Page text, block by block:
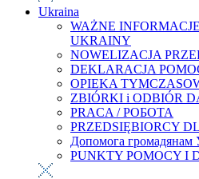
Ukraina
WAŻNE
UKRAINY
NOWELIZACJA
DEKLARACJA
OPIEKA
ZBIÓRKI i ODBIÓR
PRACA / РОБОТА
PRZEDSIĘBIORCY
Допомога громадянам
PUNKTY POMOCY I